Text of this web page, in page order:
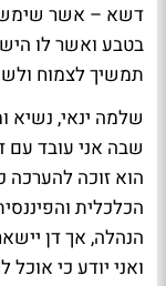
דשא – אשר שימש
בטבע ואשר לו
תמשיך לצמוח
שלמה ינאי, נשיא
שבה אני עובד עם
הוא זוכה
הכלכלית
הנהלה, אך דן
ואני יודע כי